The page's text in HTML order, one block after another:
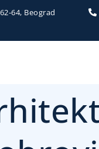
62-64, Beograd